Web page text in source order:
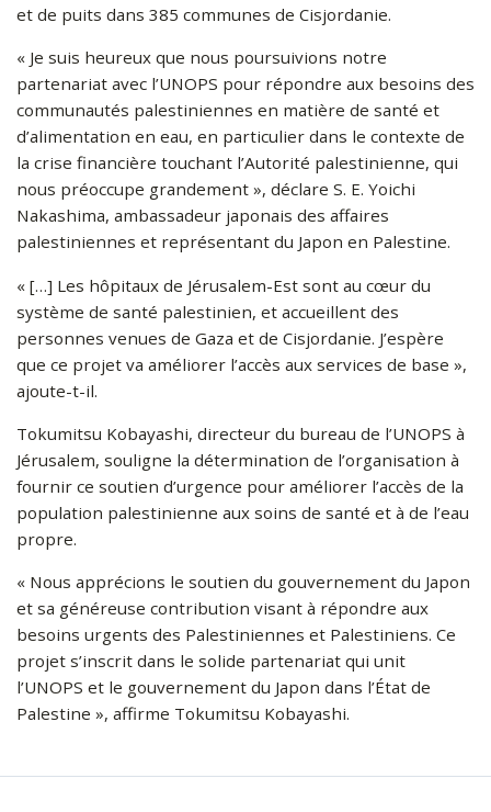
et de puits dans 385 communes de Cisjordanie.
« Je suis heureux que nous poursuivions notre
partenariat avec l’UNOPS pour répondre aux besoins des
communautés palestiniennes en matière de santé et
d’alimentation en eau, en particulier dans le contexte de
la crise financière touchant l’Autorité palestinienne, qui
nous préoccupe grandement », déclare S. E. Yoichi
Nakashima, ambassadeur japonais des affaires
palestiniennes et représentant du Japon en Palestine.
« […] Les hôpitaux de Jérusalem-Est sont au cœur du
système de santé palestinien, et accueillent des
personnes venues de Gaza et de Cisjordanie. J’espère
que ce projet va améliorer l’accès aux services de base »,
ajoute-t-il.
Tokumitsu Kobayashi, directeur du bureau de l’UNOPS à
Jérusalem, souligne la détermination de l’organisation à
fournir ce soutien d’urgence pour améliorer l’accès de la
population palestinienne aux soins de santé et à de l’eau
propre.
« Nous apprécions le soutien du gouvernement du Japon
et sa généreuse contribution visant à répondre aux
besoins urgents des Palestiniennes et Palestiniens. Ce
projet s’inscrit dans le solide partenariat qui unit
l’UNOPS et le gouvernement du Japon dans l’État de
Palestine », affirme Tokumitsu Kobayashi.